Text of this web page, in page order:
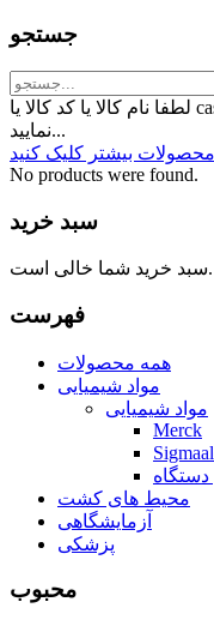
جستجو
لطفا نام کالا یا کد کالا یا cas number یا فرمول شیمیایی را وارد
نمایید...
No products were found.
سبد خرید
سبد خرید شما خالی است.
فهرست
همه محصولات
مواد شیمیایی
مواد شیمیایی
Merck
محیط های کشت
آزمایشگاهی
پزشکی
محبوب